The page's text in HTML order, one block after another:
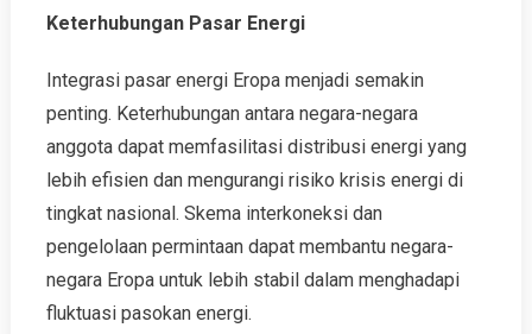
Keterhubungan Pasar Energi
Integrasi pasar energi Eropa menjadi semakin
penting. Keterhubungan antara negara-negara
anggota dapat memfasilitasi distribusi energi yang
lebih efisien dan mengurangi risiko krisis energi di
tingkat nasional. Skema interkoneksi dan
pengelolaan permintaan dapat membantu negara-
negara Eropa untuk lebih stabil dalam menghadapi
fluktuasi pasokan energi.